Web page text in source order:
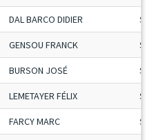
DAL BARCO DIDIER
GENSOU FRANCK
BURSON JOSÉ
LEMETAYER FÉLIX
FARCY MARC